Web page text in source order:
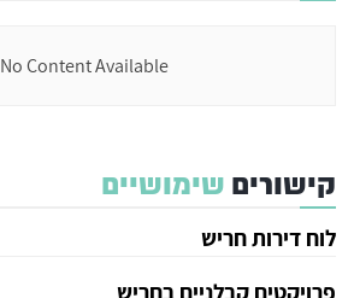
No Content Available
קישורים שימושיים
לוח דירות חריש